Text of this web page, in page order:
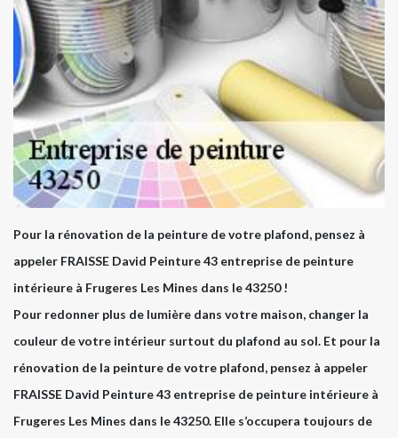
Pour la rénovation de la peinture de votre plafond, pensez à
appeler FRAISSE David Peinture 43 entreprise de peinture
intérieure à Frugeres Les Mines dans le 43250 !
Pour redonner plus de lumière dans votre maison, changer la
couleur de votre intérieur surtout du plafond au sol. Et pour la
rénovation de la peinture de votre plafond, pensez à appeler
FRAISSE David Peinture 43 entreprise de peinture intérieure à
Frugeres Les Mines dans le 43250. Elle s’occupera toujours de